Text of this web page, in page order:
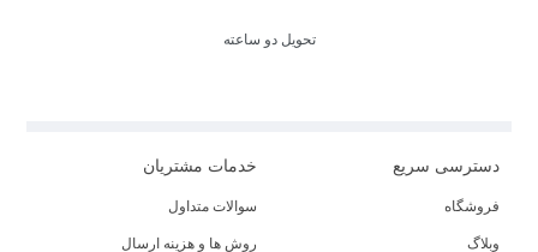
تحویل دو ساعته
دسترسی سریع
فروشگاه
وبلاگ
خدمات مشتریان
سوالات متداول
روش ها و هزینه ارسال